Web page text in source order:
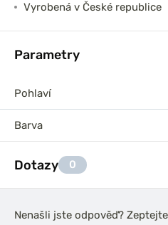
Vyrobená v České republice
Parametry
Pohlaví
Barva
Dotazy 0
Nenašli jste odpověď?